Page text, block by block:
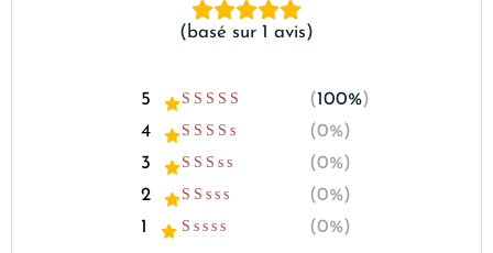
basé sur 1 avis
100%
0%
0%
0%
0%